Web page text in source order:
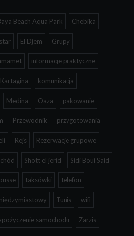
Beach Aqua Park Chebika
El Djem Grupy
informacje praktyczne
Kartagina komunikacja
Medina Oaza pakowanie
Przewodnik przygotowania
Rejs Rezerwacje grupowe
Shott el jerid Sidi Boui Said
taksówki telefon
Tunis wifi
samochodu Zarzis